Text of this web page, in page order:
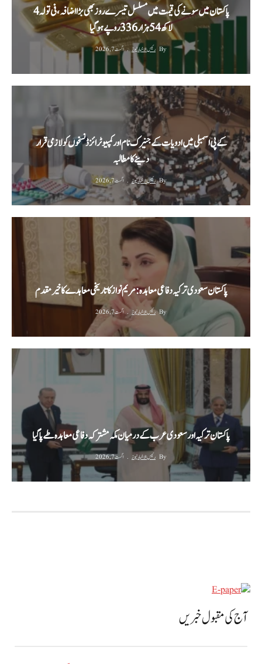
پاکستان میں سونے کی قیمت میں مسلسل تیسرے روز بھی بڑا اضافہ، فی تولہ 4
لاکھ 54 ہزار 336 روپے ہوگیا
By رئیس الاخبار نیوز اگست 7, 2026
کے پی اسمبلی میں ادویات کے جنیرک نام اور کمپیوٹرائزڈ نسخوں کو لازمی قرار
دینے کا مطالبہ
By رئیس الاخبار نیوز اگست 7, 2026
پاکستان سعودی ترکیہ دفاعی معاہدہ: مریم نواز کا تاریخی معاہدے کا خیرمقدم
By رئیس الاخبار نیوز اگست 7, 2026
پاکستان ترکیہ اور سعودی عرب کے درمیان مکہ مشترکہ دفاعی معاہدہ طے پا گیا
By رئیس الاخبار نیوز اگست 7, 2026
آج کی مقبول خبریں